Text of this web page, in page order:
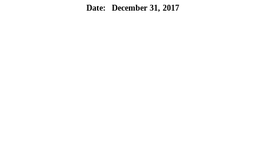
Date:
December 31, 2017